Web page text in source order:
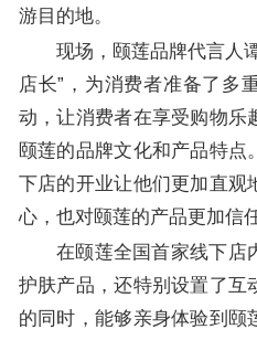
游目的地。
现场，颐莲品牌代言人
店长”，为消费者准备了多
动，让消费者在享受购物乐
颐莲的品牌文化和产品特点
下店的开业让他们更加直观
心，也对颐莲的产品更加信
在颐莲全国首家线下店
护肤产品，还特别设置了互
的同时，能够亲身体验到颐